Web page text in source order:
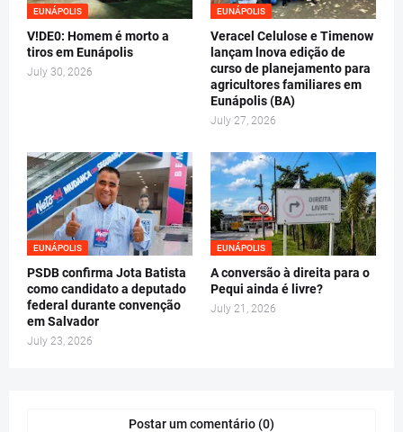
EUNÁPOLIS
V!DE0: Homem é morto a
tiros em Eunápolis
July 30, 2026
EUNÁPOLIS
Veracel Celulose e Timenow
lançam lnova edição de
curso de planejamento para
agricultores familiares em
Eunápolis (BA)
July 27, 2026
EUNÁPOLIS
PSDB confirma Jota Batista
como candidato a deputado
federal durante convenção
em Salvador
July 23, 2026
EUNÁPOLIS
A conversão à direita para o
Pequi ainda é livre?
July 21, 2026
Postar um comentário (0)